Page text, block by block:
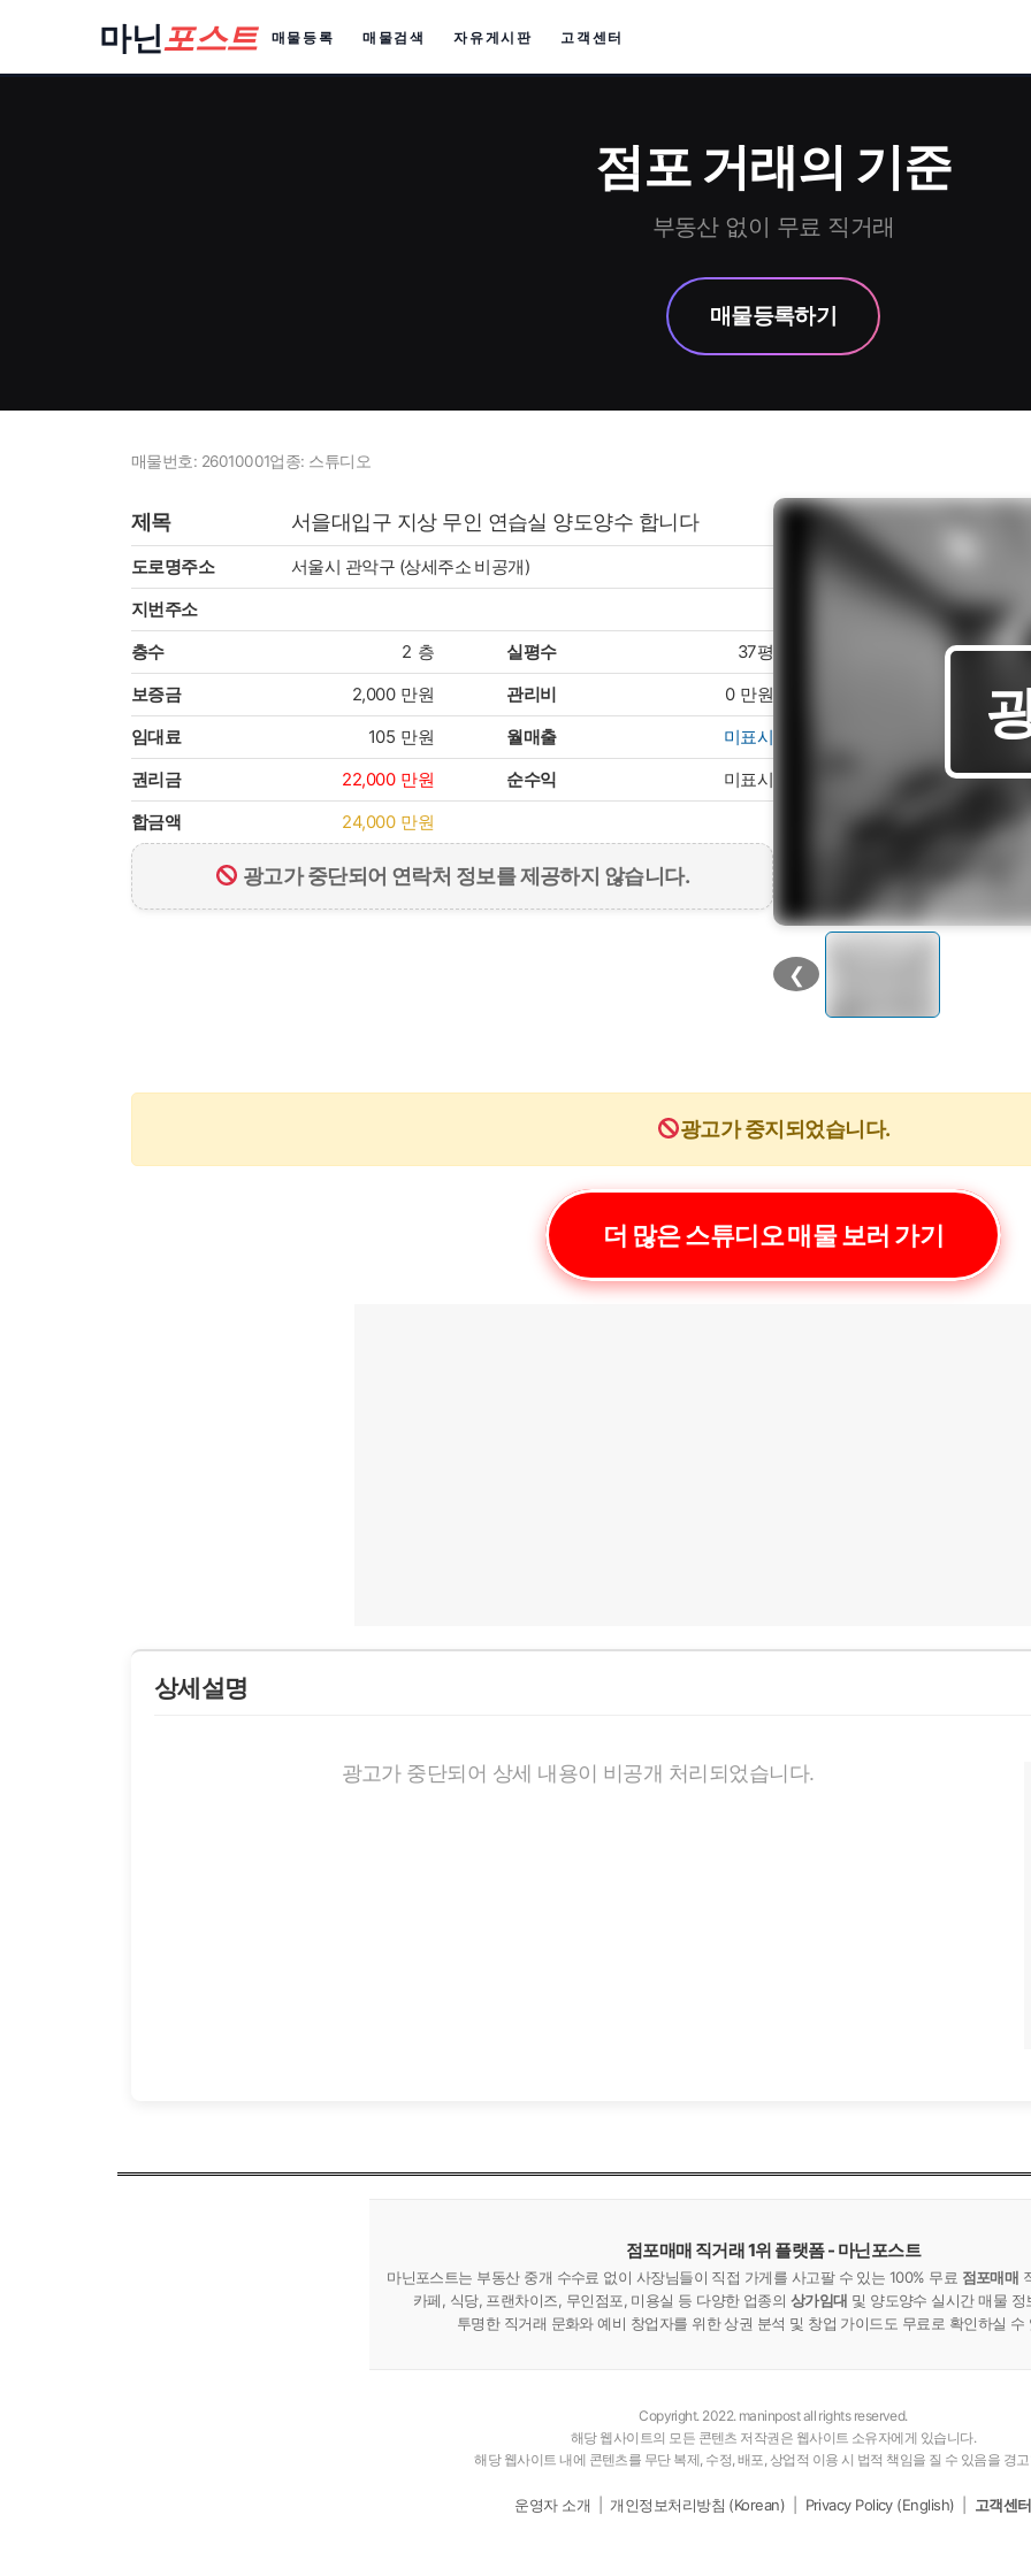
마닌포스트 매물등록 매물검색 자유게시판 고객센터
점포 거래의 기준
부동산 없이 무료 직거래
매물등록하기
매물번호: 26010001업종: 스튜디오
제목 서을대입구 지상 무인 연습실 양도양수 합니다
도로명주소 서울시 관악구 (상세주소 비공개)
지번주소
층수 2 층 실평수 37평
보증금 2,000 만원 관리비 0 만원
임대료 105 만원 월매출 미표시
권리금 22,000 만원 순수익 미표시
합금액 24,000 만원
광고가 중단되어 연락처 정보를 제공하지 않습니다.
❮
광고가 중지되었습니다.
더 많은 스튜디오 매물 보러 가기
상세설명
광고가 중단되어 상세 내용이 비공개 처리되었습니다.
점포매매 직거래 1위 플랫폼 - 마닌포스트
마닌포스트는 부동산 중개 수수료 없이 사장님들이 직접 가게를 사고팔 수 있는 100% 무료 점포매매
카페, 식당, 프랜차이즈, 무인점포, 미용실 등 다양한 업종의 상가임대 및 양도양수 실시간 매물 정
투명한 직거래 문화와 예비 창업자를 위한 상권 분석 및 창업 가이드도 무료로 확인하실 수
Copyright. 2022. maninpost all rights reserved.
해당 웹사이트의 모든 콘텐츠 저작권은 웹사이트 소유자에게 있습니다.
해당 웹사이트 내에 콘텐츠를 무단 복제, 수정, 배포, 상업적 이용 시 법적 책임을 질 수 있음을 경
운영자 소개 개인정보처리방침 (Korean) Privacy Policy (English) 고객센터